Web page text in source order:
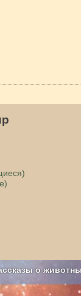
о
О проекте